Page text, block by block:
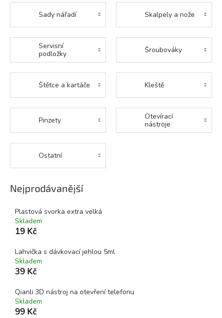
Sady nářadí Skalpely a nože
Servisní
podložky
Šroubováky
Štětce a kartáče Kleště
Pinzety
Otevírací
nástroje
Ostatní
Nejprodávanější
Plastová svorka extra velká
Skladem
19 Kč
Lahvička s dávkovací jehlou 5ml
Skladem
39 Kč
Qianli 3D nástroj na otevření telefonu
Skladem
99 Kč